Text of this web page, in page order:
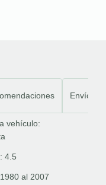
Envíos
vehículo:
4.5
1980 al 2007